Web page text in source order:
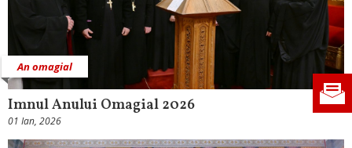
An omagial
Imnul Anului Omagial 2026
01 Ian, 2026